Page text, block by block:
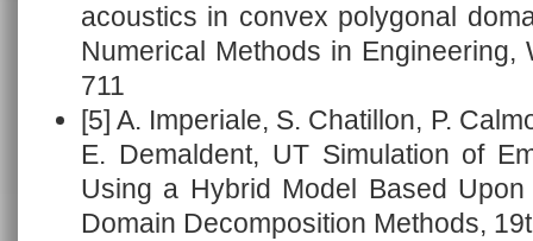
acoustics in convex polygonal
Numerical Methods in Engineering,
711
[5] A. Imperiale, S. Chatillon, P.
E. Demaldent, UT Simulation of
Using a Hybrid Model Based
Domain Decomposition Methods,